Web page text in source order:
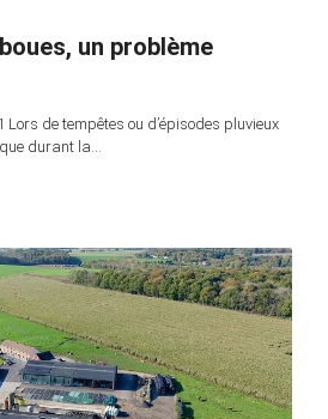
un problème
Lors de tempêtes ou d’épisodes pluvieux
durant la…